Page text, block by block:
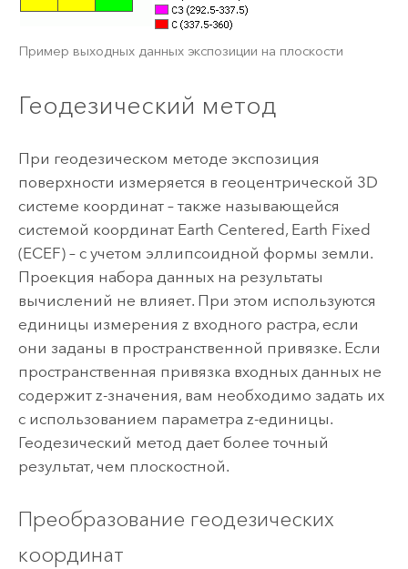
Пример выходных данных экспозиции на плоскости
Геодезический метод
При геодезическом методе экспозиция
поверхности измеряется в геоцентрической 3D
системе координат – также называющейся
системой координат Earth Centered, Earth Fixed
(ECEF) – с учетом эллипсоидной формы земли.
Проекция набора данных на результаты
вычислений не влияет. При этом используются
единицы измерения z входного растра, если
они заданы в пространственной привязке. Если
пространственная привязка входных данных не
содержит z-значения, вам необходимо задать их
с использованием параметра z-единицы.
Геодезический метод дает более точный
результат, чем плоскостной.
Преобразование геодезических
координат